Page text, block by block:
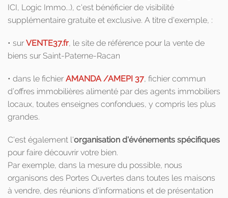
ICI, Logic Immo...), c'est bénéficier de visibilité
supplémentaire gratuite et exclusive. A titre d'exemple, :
• sur VENTE37.fr, le site de référence pour la vente de
biens sur Saint-Paterne-Racan
• dans le fichier AMANDA /AMEPI 37, fichier commun
d’offres immobilières alimenté par des agents immobiliers
locaux, toutes enseignes confondues, y compris les plus
grandes.
C'est également l'organisation d'événements spécifiques
pour faire découvrir votre bien.
Par exemple, dans la mesure du possible, nous
organisons des Portes Ouvertes dans toutes les maisons
à vendre, des réunions d'informations et de présentation